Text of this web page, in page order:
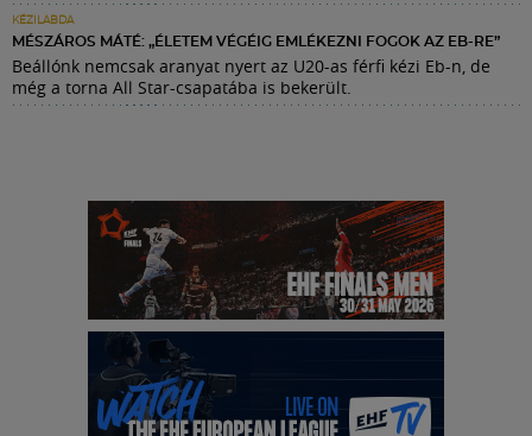
KÉZILABDA
MÉSZÁROS MÁTÉ: „ÉLETEM VÉGÉIG EMLÉKEZNI FOGOK AZ EB-RE”
Beállónk nemcsak aranyat nyert az U20-as férfi kézi Eb-n, de
még a torna All Star-csapatába is bekerült.